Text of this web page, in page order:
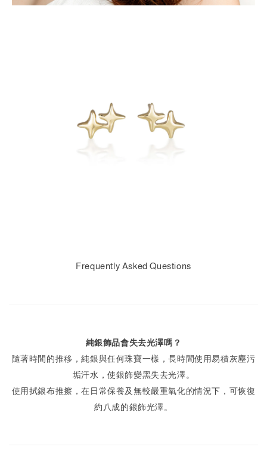
Frequently Asked Questions
純銀飾品會失去光澤嗎？
隨著時間的推移，純銀與任何珠寶一樣，長時間使用易積灰塵污
垢汗水，使銀飾變黑失去光澤。
使用拭銀布推擦，在日常保養及無較嚴重氧化的情況下，可恢復
約八成的銀飾光澤。